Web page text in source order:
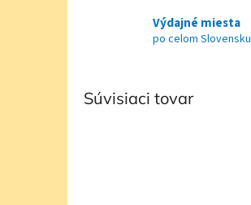
Výdajné miesta
po celom Slovensku
Súvisiaci tovar